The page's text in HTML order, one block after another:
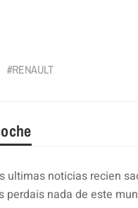
RENAULT
ultimas noticias recien
perdais nada de este